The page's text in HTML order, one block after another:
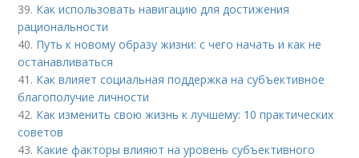
39. Как использовать навигацию для достижения
рациональности
40. Путь к новому образу жизни: с чего начать и как не
останавливаться
41. Как влияет социальная поддержка на субъективное
благополучие личности
42. Как изменить свою жизнь к лучшему: 10 практических
советов
43. Какие факторы влияют на уровень субъективного